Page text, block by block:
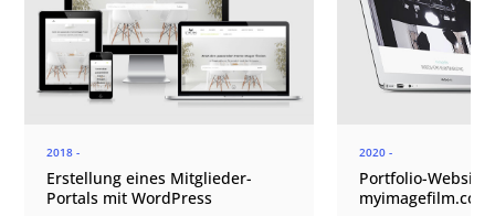
2018 -
Erstellung eines Mitglieder-
Portals mit WordPress
2020 -
Portfolio-Website
myimagefilm.com